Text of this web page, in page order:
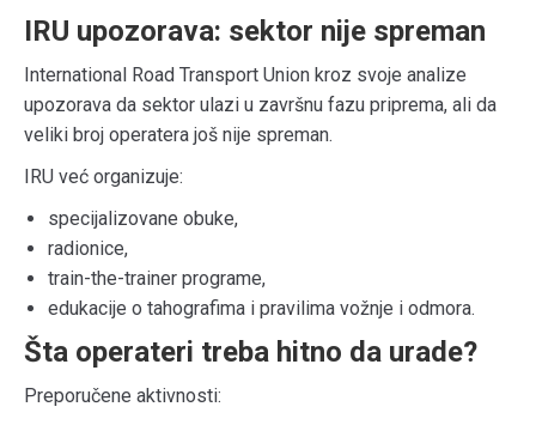
IRU upozorava: sektor nije spreman
International Road Transport Union kroz svoje analize
upozorava da sektor ulazi u završnu fazu priprema, ali da
veliki broj operatera još nije spreman.
IRU već organizuje:
specijalizovane obuke,
radionice,
train-the-trainer programe,
edukacije o tahografima i pravilima vožnje i odmora.
Šta operateri treba hitno da urade?
Preporučene aktivnosti: